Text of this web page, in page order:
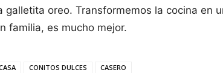
galletita oreo. Transformemos la cocina en
familia, es mucho mejor.
CONITOS DULCES CASERO